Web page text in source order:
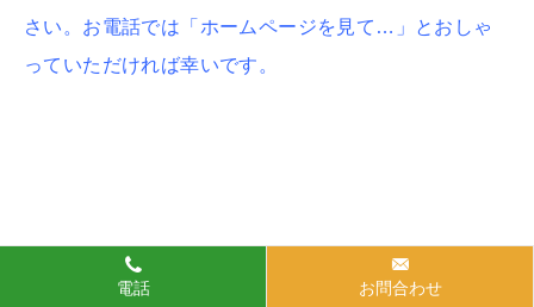
さい。お電話では「ホームページを見て…」とおしゃ
っていただければ幸いです。
電話 お問合わせ